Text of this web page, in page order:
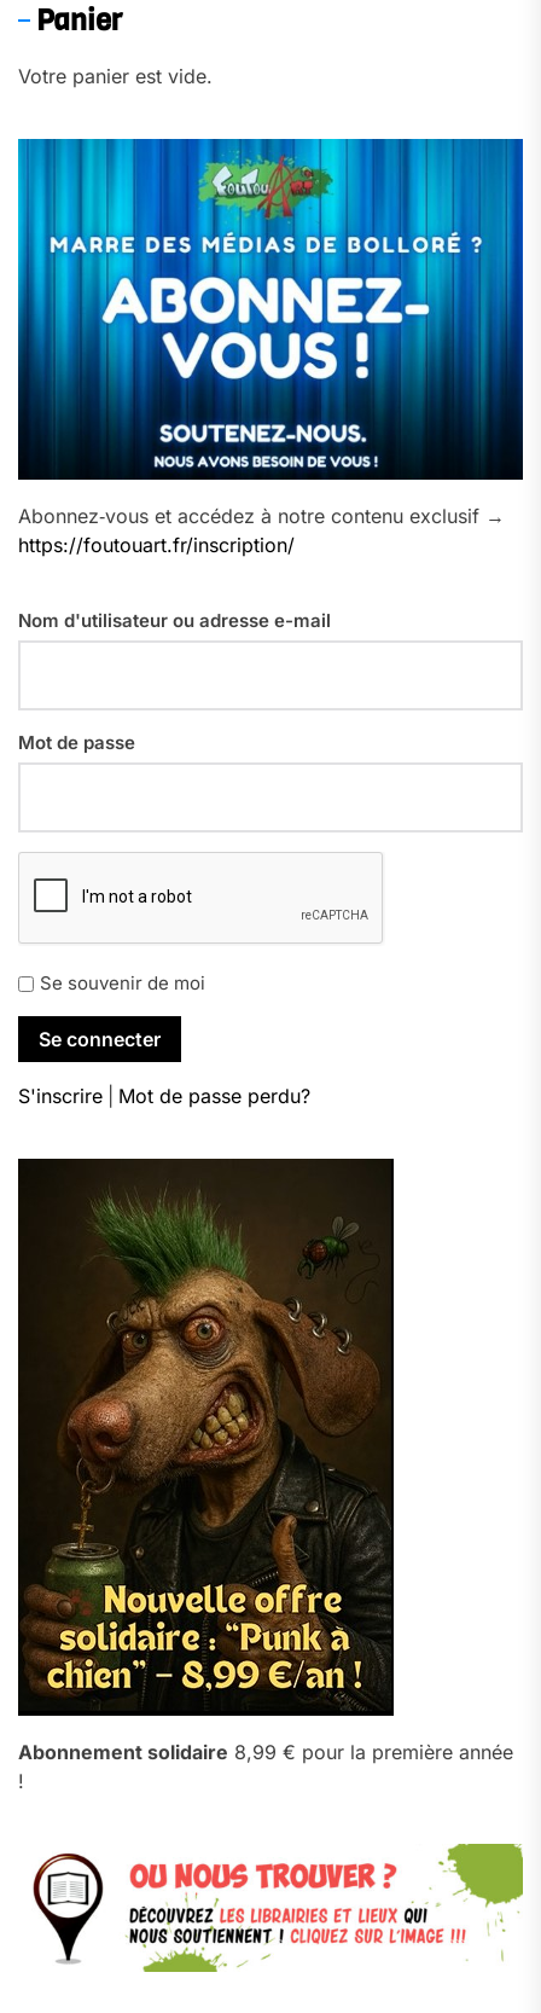
Panier
Votre panier est vide.
Abonnez‑vous et accédez à notre contenu exclusif →
https://foutouart.fr/inscription/
Nom d'utilisateur ou adresse e-mail
Mot de passe
Se souvenir de moi
S'inscrire Mot de passe perdu?
Abonnement solidaire 8,99 € pour la première année
!